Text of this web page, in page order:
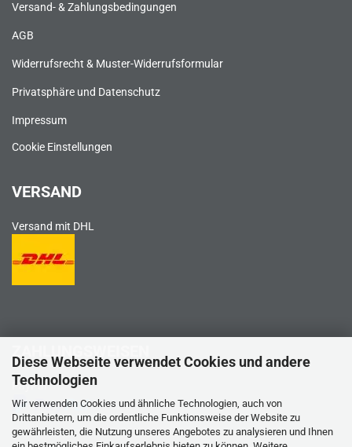
Diese Webseite verwendet Cookies und andere
Technologien
Wir verwenden Cookies und ähnliche Technologien, auch von
Drittanbietern, um die ordentliche Funktionsweise der Website zu
gewährleisten, die Nutzung unseres Angebotes zu analysieren und Ihnen
Versand- & Zahlungsbedingungen
AGB
Widerrufsrecht & Muster-Widerrufsformular
Privatsphäre und Datenschutz
Impressum
Cookie Einstellungen
VERSAND
Versand mit DHL
ZAHLUNGSWEISEN
PayPal